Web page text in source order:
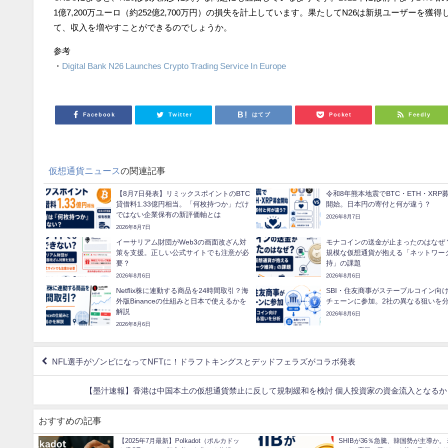
1億7,200万ユーロ（約252億2,700万円）の損失を計上しています。果たしてN26は新規ユーザーを獲得
て、収入を増やすことができるのでしょうか。
参考
・ Digital Bank N26 Launches Crypto Trading Service In Europe
Facebook Twitter はてブ Pocket Feedly
仮想通貨ニュースの関連記事
【8月7日発表】リミックスポイントのBTC
貸借料1.33億円相当。「何枚持つか」だけ
ではない企業保有の新評価軸とは
2026年8月7日
令和8年熊本地震でBTC・ETH・XRP
開始。日本円の寄付と何が違う？
2026年8月7日
イーサリアム財団がWeb3の画面改ざん対
策を支援。正しい公式サイトでも注意が必
要？
2026年8月6日
モナコインの送金が止まったのはなぜ
規模な仮想通貨が抱える「ネットワー
持」の課題
2026年8月6日
Netflix株に連動する商品を24時間取引？海
外版Binanceの仕組みと日本で使えるかを
解説
2026年8月6日
SBI・住友商事がステーブルコイン向
チェーンに参加。2社の異なる狙いを
2026年8月6日
NFL選手がゾンビになってNFTに！ドラフトキングスとデッドフェラズがコラボ発表
【墨汁速報】香港は中国本土の仮想通貨禁止に反して規制緩和を検討 個人投資家の資金流入となる
おすすめの記事
【2025年7月最新】Polkadot（ポルカドッ
SHIBが36％急騰、韓国勢が主導か。